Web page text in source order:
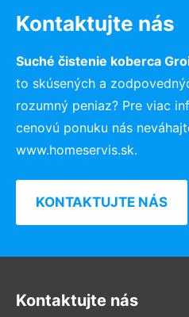
Kontaktujte nás
Suché čistenie koberca
to skúsených a
rozumný peniaz? Pre viac
cenovú ponuku nás
www.homeservis.sk.
KONTAKTUJTE NÁS
Kontaktujte nás